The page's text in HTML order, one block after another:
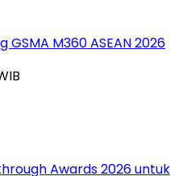
M360 ASEAN 2026
Awards 2026 untuk